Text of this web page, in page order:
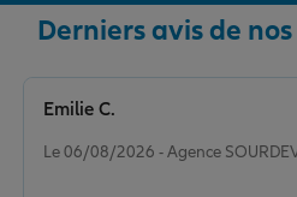
Derniers avis de
Le 06/08/2026 - Agence
Emilie C.